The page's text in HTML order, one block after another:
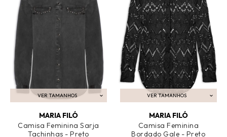
VER TAMANHOS
ADICIONAR AO CARRINHO
MARIA FILÓ
Camisa Feminina Sarja
Tachinhas - Preto
VER TAMANHOS
ADICIONAR AO CARRINHO
MARIA FILÓ
Camisa Feminina
Bordado Gale - Preto